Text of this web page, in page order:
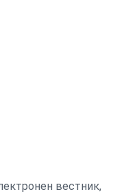
вестник,